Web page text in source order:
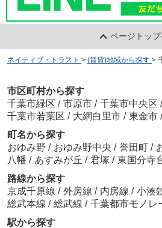
ページトッ
ネイティブ・トラスト > (賃貸)地域から探す >
市区町村から探す
千葉市緑区 / 市原市 / 千葉市中央区 /
千葉市若葉区 / 大網白里市 / 東金市 /
町名から探す
おゆみ野 / おゆみ野中央 / 誉田町 /
八幡 / あすみが丘 / 君塚 / 東国分寺
路線から探す
京成千原線 / 外房線 / 内房線 / 小湊
総武本線 / 総武線 / 千葉都市モノレ
駅から探す